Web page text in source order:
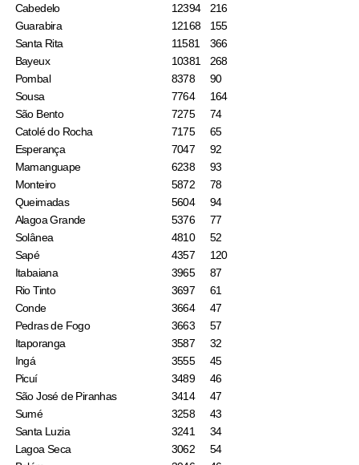
Cabedelo
12394
216
Guarabira
12168
155
Santa Rita
11581
366
Bayeux
10381
268
Pombal
8378
90
Sousa
7764
164
São Bento
7275
74
Catolé do Rocha
7175
65
Esperança
7047
92
Mamanguape
6238
93
Monteiro
5872
78
Queimadas
5604
94
Alagoa Grande
5376
77
Solânea
4810
52
Sapé
4357
120
Itabaiana
3965
87
Rio Tinto
3697
61
Conde
3664
47
Pedras de Fogo
3663
57
Itaporanga
3587
32
Ingá
3555
45
Picuí
3489
46
São José de Piranhas
3414
47
Sumé
3258
43
Santa Luzia
3241
34
Lagoa Seca
3062
54